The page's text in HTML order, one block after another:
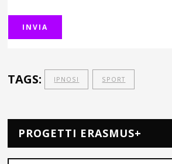
TAGS: IPNOSI SPORT
PROGETTI ERASMUS+